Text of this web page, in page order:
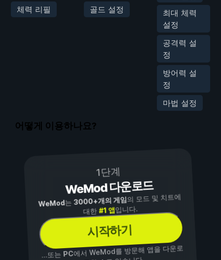
체력 리필
골드 설정
최대 체력
설정
공격력 설
정
방어력 설
정
마법 설정
어떻게 이용하나요?
1단계
WeMod 다운로드
WeMod는3000+개의 게임의 모드 및 치트에
대한#1 앱입니다.
시작하기
...또는PC에서 WeMod를 방문해 앱을 다운로